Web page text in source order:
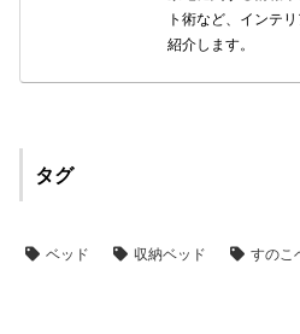
ト術など、インテ
紹介します。
タグ
ベッド 収納ベッド すのこ